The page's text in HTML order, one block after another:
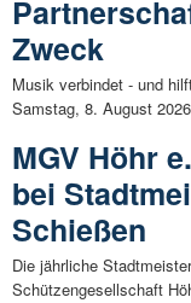
Zweck
Musik verbindet - und
Samstag, 8. August
MGV Höhr
bei
Schießen
Die jährliche
Schützengesellschaft